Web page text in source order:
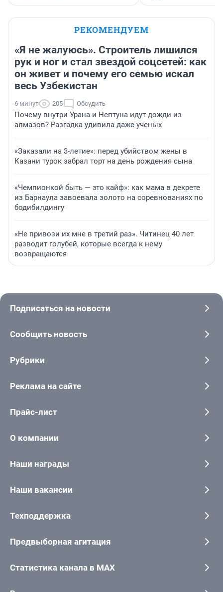
РЕКОМЕНДУЕМ
«Я не жалуюсь». Строитель лишился
рук и ног и стал звездой соцсетей: как
он живет и почему его семью искал
весь Узбекистан
6 минут 205 Обсудить
Почему внутри Урана и Нептуна идут дожди из
алмазов? Разгадка удивила даже ученых
«Заказали на 3-летие»: перед убийством жены в
Казани турок забрал торт на день рождения сына
«Чемпионкой быть — это кайф»: как мама в декрете
из Барнаула завоевала золото на соревнованиях по
бодибилдингу
«Не привози их мне в третий раз». Читинец 40 лет
разводит голубей, которые всегда к нему
возвращаются
Подписаться на новости
Сообщить новость
Рубрики
Реклама на сайте
Прайс-лист
О компании
Наши награды
Наши вакансии
Техподдержка
Предвыборная агитация
Статистика канала в MAX